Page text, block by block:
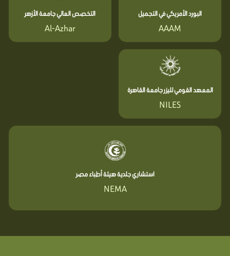
البورد الأمريكي في التجميل
AAAM
التخصص العالي جامعة الأزهر
Al-Azhar
المعهد القومي لليزر جامعة القاهرة
NILES
استشاري جلدية هيئة أطباء مصر
NEMA